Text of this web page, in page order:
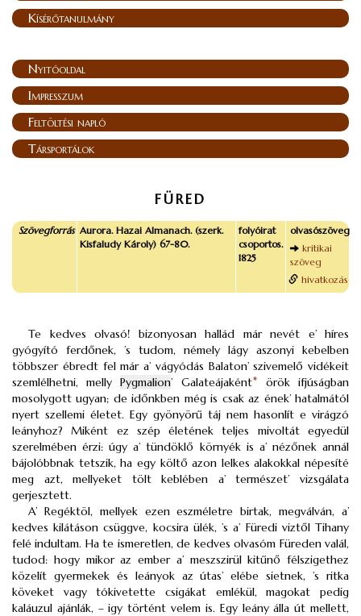
Kísérőtanulmány
Nyitóoldal
Impresszum
Feltöltési napló
Társportálok
FÜRED
Szövegforrás Aurora. Hazai Almanach. (szerk.
Kisfaludy Károly) 67-80.
folyóirat
csoportos.
1825
olvasószöveg
kritikai
szöveg
hivatkozás
Te kedves olvasó! bizonyosan hallád már nevét e’ híres
gyógyító ferdőnek, ’s tudom, némely lágy aszonyi kebelben
többszer ébredt fel már a’ vágyódás Balaton’ szivemelő vidékeit
szemlélhetni, mellyPygmalion’ Galateájaként*
örök ifjúságban
mosolygott ugyan; de időnkben még is csak az ének’ hatalmától
nyert szellemi életet. Egy gyönyörű táj nem hasonlít e virágzó
leányhoz? Miként ez szép életének teljes mivoltát egyedül
szerelmében érzi: úgy a’ tündöklő környék is a’ nézőnek annál
bájolóbbnak tetszik, ha egy költő azon lelkes alakokkal népesíté
meg azt, mellyeket tölt keblében a’ természet’ vizsgálata
gerjesztett.
A’ Regéktöl, mellyek ezen eszméletre birtak, megválván, a’
kedves kilátáson csüggve, kocsira ülék, ’s a’ Füredi viztől Tihany
felé indultam. Ha te ismeretlen, de kedves olvasóm Füreden valál,
tudod: hogy mikor az ember a’ meszszirül kitűnő félszigethez
közelít gyermekek és leányok az útas’ elébe sietnek, ’s ritka
köveket vagy tókivetette csigákat emlékül, magokat pedig
kaláuzul ajánlák, – igy történt velem is. Egy leány álla út mellett,